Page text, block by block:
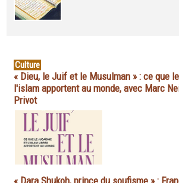
Culture
« Dieu, le Juif et le Musulman » : ce que
l'islam apportent au monde, avec Marc
Privot
« Dara Shukoh, prince du soufisme » :